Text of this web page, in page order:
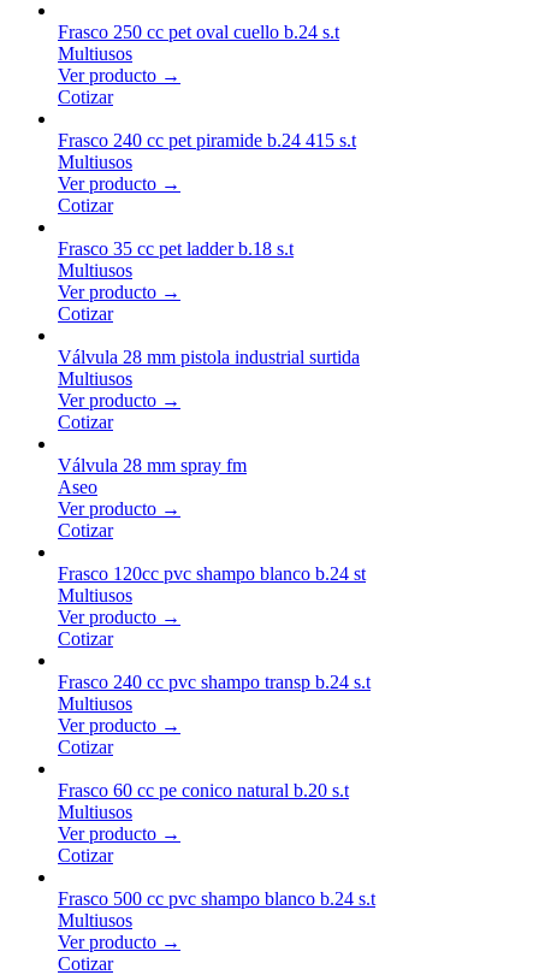
Frasco 250 cc pet oval cuello b.24 s.t
Multiusos
Ver producto →
Cotizar
Frasco 240 cc pet piramide b.24 415 s.t
Multiusos
Ver producto →
Cotizar
Frasco 35 cc pet ladder b.18 s.t
Multiusos
Ver producto →
Cotizar
Válvula 28 mm pistola industrial surtida
Multiusos
Ver producto →
Cotizar
Válvula 28 mm spray fm
Aseo
Ver producto →
Cotizar
Frasco 120cc pvc shampo blanco b.24 st
Multiusos
Ver producto →
Cotizar
Frasco 240 cc pvc shampo transp b.24 s.t
Multiusos
Ver producto →
Cotizar
Frasco 60 cc pe conico natural b.20 s.t
Multiusos
Ver producto →
Cotizar
Frasco 500 cc pvc shampo blanco b.24 s.t
Multiusos
Ver producto →
Cotizar